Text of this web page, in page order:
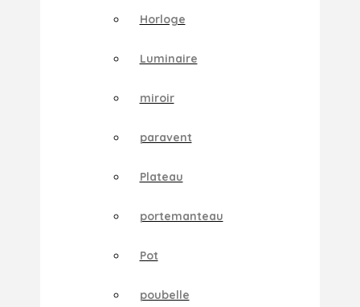
Horloge
Luminaire
miroir
paravent
Plateau
portemanteau
Pot
poubelle